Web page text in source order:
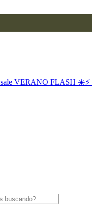
sale VERANO FLASH ☀️⚡️